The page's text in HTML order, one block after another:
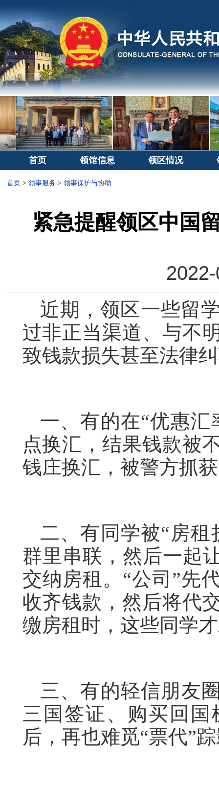
首页 领馆信息 领区情况
首页 > 领事服务 > 领事保护与协助
紧急提醒领区中国
近期，领区一些留
过非正当渠道、与不
致钱款损失甚至法律
一、有的在“优惠
点换汇，结果钱款被
钱庄换汇，被警方抓
二、有同学被“房
群里串联，然后一起
交纳房租。“公司”先
收齐钱款，然后将代
缴房租时，这些同学
三、有的轻信朋友
三国签证、购买回
后，再也难觅“票代”